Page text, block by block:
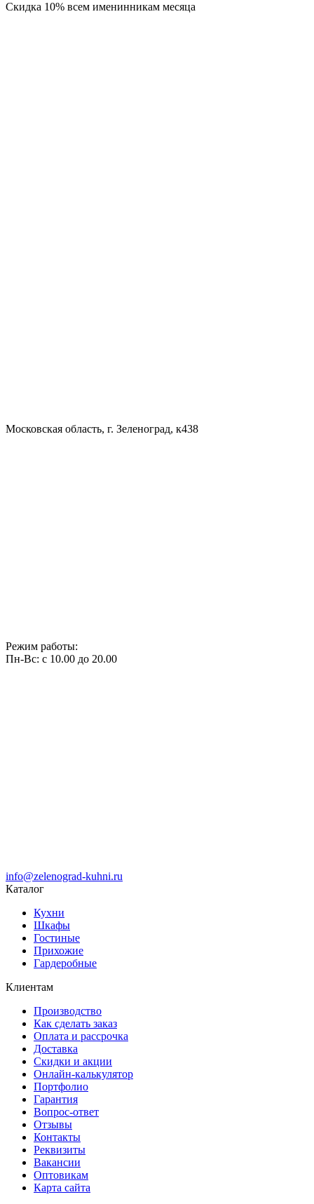
Скидка 10% всем именинникам месяца
Московская область, г. Зеленоград, к438
Режим работы:
Пн-Вс: с 10.00 до 20.00
info@zelenograd-kuhni.ru
Каталог
Кухни
Шкафы
Гостиные
Прихожие
Гардеробные
Клиентам
Производство
Как сделать заказ
Оплата и рассрочка
Доставка
Скидки и акции
Онлайн-калькулятор
Портфолио
Гарантия
Вопрос-ответ
Отзывы
Контакты
Реквизиты
Вакансии
Оптовикам
Карта сайта